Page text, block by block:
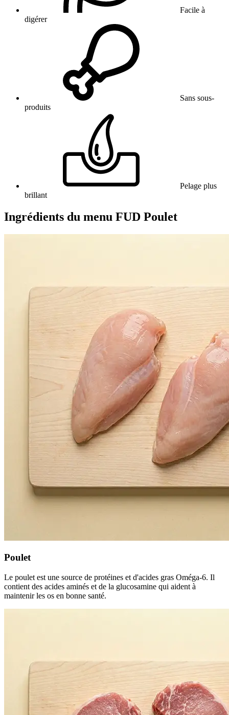
Facile à
digérer
Sans sous-
produits
Pelage plus
brillant
Ingrédients du menu FUD Poulet
Poulet
Le poulet est une source de protéines et d'acides gras Oméga-6. Il
contient des acides aminés et de la glucosamine qui aident à
maintenir les os en bonne santé.